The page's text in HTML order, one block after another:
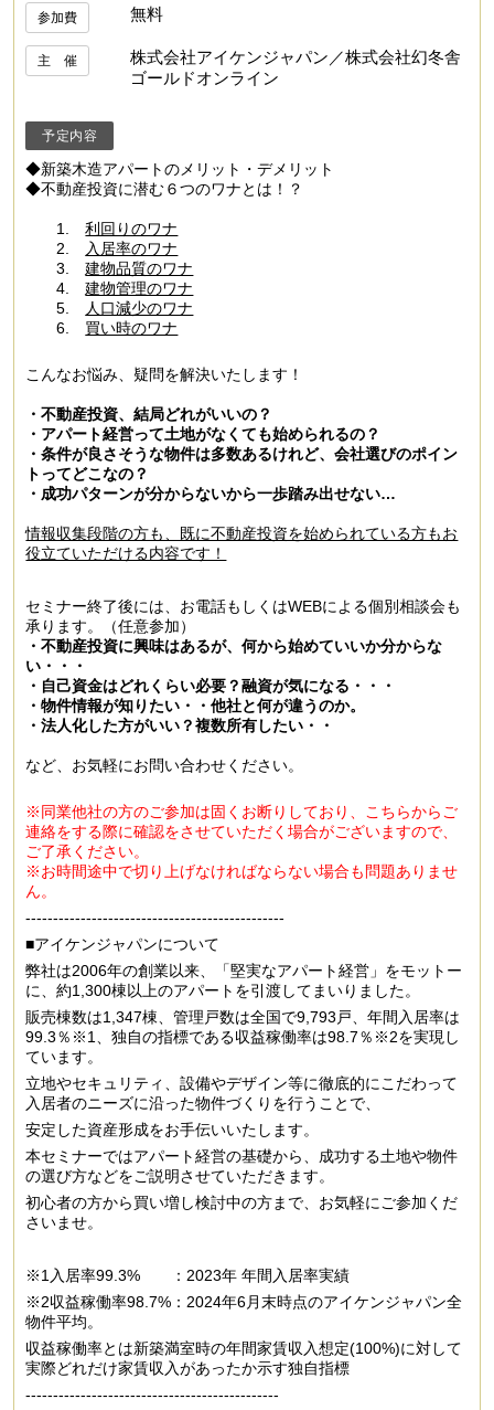
参加費 無料
主 催
株式会社アイケンジャパン／株式会社幻冬舎
ゴールドオンライン
予定内容
◆新築木造アパートのメリット・デメリット
◆不動産投資に潜む６つのワナとは！？
1.利回りのワナ
2.
入居率のワナ
3.建物品質のワナ
4.建物管理のワナ
5.
人口減少のワナ
6. 買い時のワナ
こんなお悩み、疑問を解決いたします！
・不動産投資、結局どれがいいの？
・アパート経営って土地がなくても始められるの？
・条件が良さそうな物件は多数あるけれど、会社選びのポイン
トってどこなの？
・成功パターンが分からないから一歩踏み出せない…
情報収集段階の方も、既に不動産投資を始められている方もお
役立ていただける内容です！
セミナー終了後には、お電話もしくはWEBによる個別相談会も
承ります。（任意参加）
・不動産投資に興味はあるが、何から始めていいか分からな
い・・・
・自己資金はどれくらい必要？融資が気になる・・・
・物件情報が知りたい・・他社と何が違うのか。
・法人化した方がいい？複数所有したい・・
など、お気軽にお問い合わせください。
※同業他社の方のご参加は固くお断りしており、こちらからご
連絡をする際に確認をさせていただく場合がございますので、
ご了承ください。
※お時間途中で切り上げなければならない場合も問題ありませ
ん。
-----------------------------------------------
■アイケンジャパンについて
弊社は2006年の創業以来、「堅実なアパート経営」をモットー
に、約1,300棟以上のアパートを引渡してまいりました。
販売棟数は1,347棟、管理戸数は全国で9,793戸、年間入居率は
99.3％※1、独自の指標である収益稼働率は98.7％※2を実現し
ています。
立地やセキュリティ、設備やデザイン等に徹底的にこだわって
入居者のニーズに沿った物件づくりを行うことで、
安定した資産形成をお手伝いいたします。
本セミナーではアパート経営の基礎から、成功する土地や物件
の選び方などをご説明させていただきます。
初心者の方から買い増し検討中の方まで、お気軽にご参加くだ
さいませ。
※1入居率99.3% ：2023年 年間入居率実績
※2収益稼働率98.7%：2024年6月末時点のアイケンジャパン全
物件平均。
収益稼働率とは新築満室時の年間家賃収入想定(100%)に対して
実際どれだけ家賃収入があったか示す独自指標
----------------------------------------------